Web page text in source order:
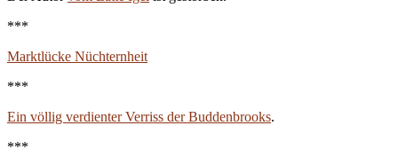
***
Marktlücke Nüchternheit
***
Ein völlig verdienter Verriss der Buddenbrooks.
***